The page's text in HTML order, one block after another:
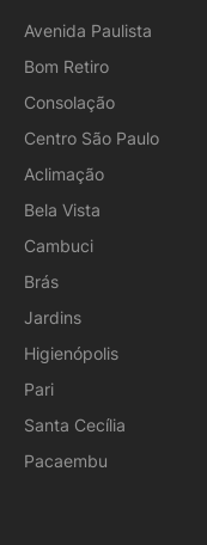
Avenida Paulista
Bom Retiro
Consolação
Centro São Paulo
Aclimação
Bela Vista
Cambuci
Brás
Jardins
Higienópolis
Pari
Santa Cecília
Pacaembu